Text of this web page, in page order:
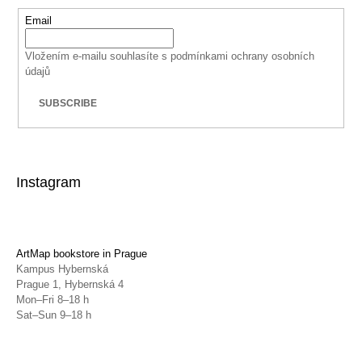
Email
Vložením e-mailu souhlasíte s podmínkami ochrany osobních
údajů
SUBSCRIBE
Instagram
ArtMap bookstore in Prague
Kampus Hybernská
Prague 1, Hybernská 4
Mon–Fri 8–18 h
Sat–Sun 9–18 h